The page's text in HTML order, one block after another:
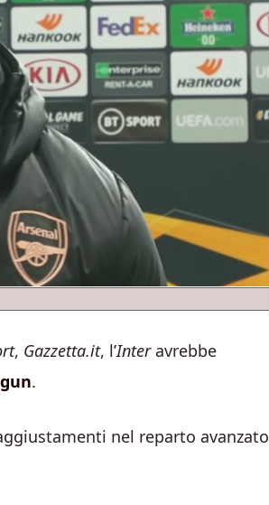
, Gazzetta.it, l’Interavrebbe
.
nel reparto avanzato